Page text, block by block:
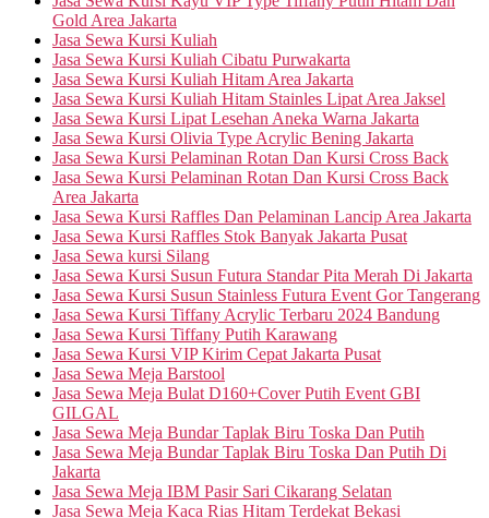
Gold Area Jakarta
Jasa Sewa Kursi Kuliah
Jasa Sewa Kursi Kuliah Cibatu Purwakarta
Jasa Sewa Kursi Kuliah Hitam Area Jakarta
Jasa Sewa Kursi Kuliah Hitam Stainles Lipat Area Jaksel
Jasa Sewa Kursi Lipat Lesehan Aneka Warna Jakarta
Jasa Sewa Kursi Olivia Type Acrylic Bening Jakarta
Jasa Sewa Kursi Pelaminan Rotan Dan Kursi Cross Back
Jasa Sewa Kursi Pelaminan Rotan Dan Kursi Cross Back
Area Jakarta
Jasa Sewa Kursi Raffles Dan Pelaminan Lancip Area Jakarta
Jasa Sewa Kursi Raffles Stok Banyak Jakarta Pusat
Jasa Sewa kursi Silang
Jasa Sewa Kursi Susun Futura Standar Pita Merah Di Jakarta
Jasa Sewa Kursi Susun Stainless Futura Event Gor Tangerang
Jasa Sewa Kursi Tiffany Acrylic Terbaru 2024 Bandung
Jasa Sewa Kursi Tiffany Putih Karawang
Jasa Sewa Kursi VIP Kirim Cepat Jakarta Pusat
Jasa Sewa Meja Barstool
Jasa Sewa Meja Bulat D160+Cover Putih Event GBI
GILGAL
Jasa Sewa Meja Bundar Taplak Biru Toska Dan Putih
Jasa Sewa Meja Bundar Taplak Biru Toska Dan Putih Di
Jakarta
Jasa Sewa Meja IBM Pasir Sari Cikarang Selatan
Jasa Sewa Meja Kaca Rias Hitam Terdekat Bekasi